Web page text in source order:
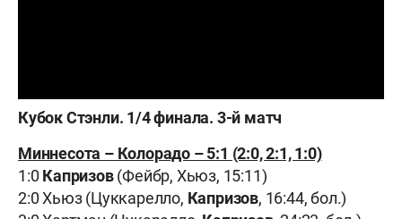
Кубок Стэнли. 1/4 финала. 3-й матч
Миннесота – Колорадо – 5:1 (2:0, 2:1, 1:0)
1:0 Капризов(Фейбр, Хьюз, 15:11)
2:0 Хьюз (Цуккарелло, Капризов, 16:44, бол.)